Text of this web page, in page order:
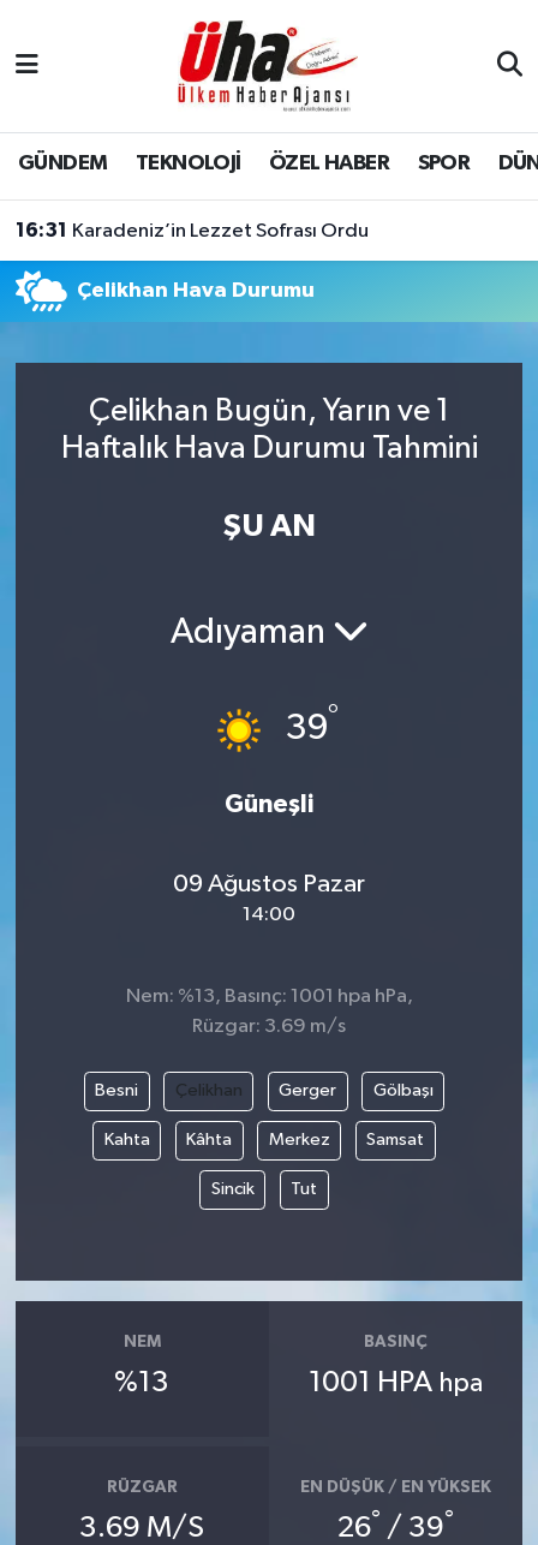
GÜNDEM TEKNOLOJİ ÖZEL HABER SPOR
16:31 Karadeniz’in Lezzet Sofrası Ordu
Çelikhan Hava Durumu
Çelikhan Bugün, Yarın ve 1
Haftalık Hava Durumu Tahmini
ŞU AN
Adıyaman
39°
Güneşli
09 Ağustos Pazar
14:00
Nem: %13, Basınç: 1001 hpa hPa,
Rüzgar: 3.69 m/s
Besni Çelikhan Gerger Gölbaşı
Kahta Kâhta Merkez Samsat
Sincik Tut
NEM
%13
BASINÇ
1001 HPA hpa
RÜZGAR
3.69 M/S
EN DÜŞÜK / EN YÜKSEK
26° / 39°
İstanbul Nöbetçi Eczaneler
İstanbul Hava Durumu
Tüm Manşetler
Son Dakika Haberleri